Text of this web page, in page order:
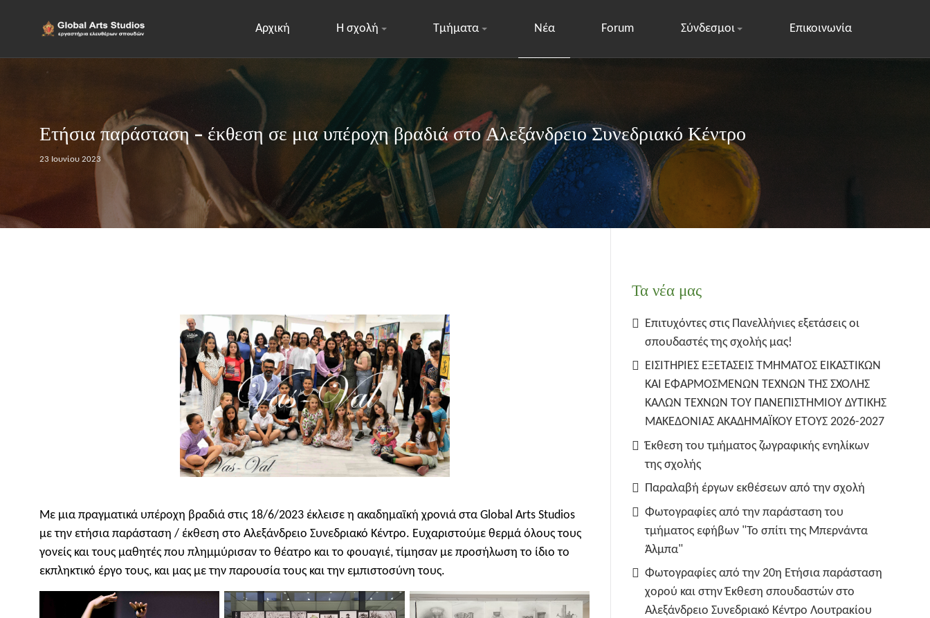
Αρχική Η σχολή Τμήματα Νέα Forum Σύνδεσμοι Επικοινωνία
Ετήσια παράσταση - έκθεση σε μια υπέροχη βραδιά στο Αλεξάνδρειο Συνεδριακό Κέντρο
23 Ιουνίου 2023
Με μια πραγματικά υπέροχη βραδιά στις 18/6/2023 έκλεισε η ακαδημαϊκή χρονιά στα Global Arts Studios
με την ετήσια παράσταση / έκθεση στο Αλεξάνδρειο Συνεδριακό Κέντρο. Ευχαριστούμε θερμά όλους τους
γονείς και τους μαθητές που πλημμύρισαν το θέατρο και το φουαγιέ, τίμησαν με προσήλωση το ίδιο το
εκπληκτικό έργο τους, και μας με την παρουσία τους και την εμπιστοσύνη τους.
Τα νέα μας
Επιτυχόντες στις Πανελλήνιες εξετάσεις οι
σπουδαστές της σχολής μας!
ΕΙΣΙΤΗΡΙΕΣ ΕΞΕΤΑΣΕΙΣ ΤΜΗΜΑΤΟΣ ΕΙΚΑΣΤΙΚΩΝ
ΚΑΙ ΕΦΑΡΜΟΣΜΕΝΩΝ ΤΕΧΝΩΝ ΤΗΣ ΣΧΟΛΗΣ
ΚΑΛΩΝ ΤΕΧΝΩΝ ΤΟΥ ΠΑΝΕΠΙΣΤΗΜΙΟΥ ΔΥΤΙΚΗΣ
ΜΑΚΕΔΟΝΙΑΣ ΑΚΑΔΗΜΑΪΚΟΥ ΕΤΟΥΣ 2026-2027
Έκθεση του τμήματος ζωγραφικής ενηλίκων
της σχολής
Παραλαβή έργων εκθέσεων από την σχολή
Φωτογραφίες από την παράσταση του
τμήματος εφήβων "Το σπίτι της Μπερνάντα
Άλμπα"
Φωτογραφίες από την 20η Ετήσια παράσταση
χορού και στην Έκθεση σπουδαστών στο
Αλεξάνδρειο Συνεδριακό Κέντρο Λουτρακίου